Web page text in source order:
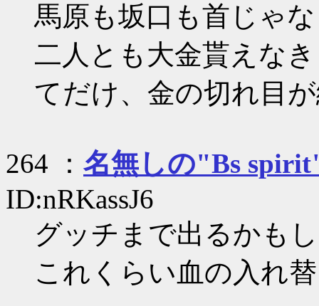
馬原も坂口も首じゃ
二人とも大金貰えな
てだけ、金の切れ目
264 ： 名無しの"Bs
ID:nRKassJ6
グッチまで出るかも
これくらい血の入れ